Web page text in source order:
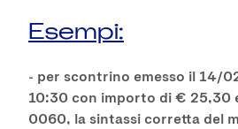
Esempi:
- per scontrino emesso il 14/
10:30 con importo di € 25,30
0060, la sintassi corretta del